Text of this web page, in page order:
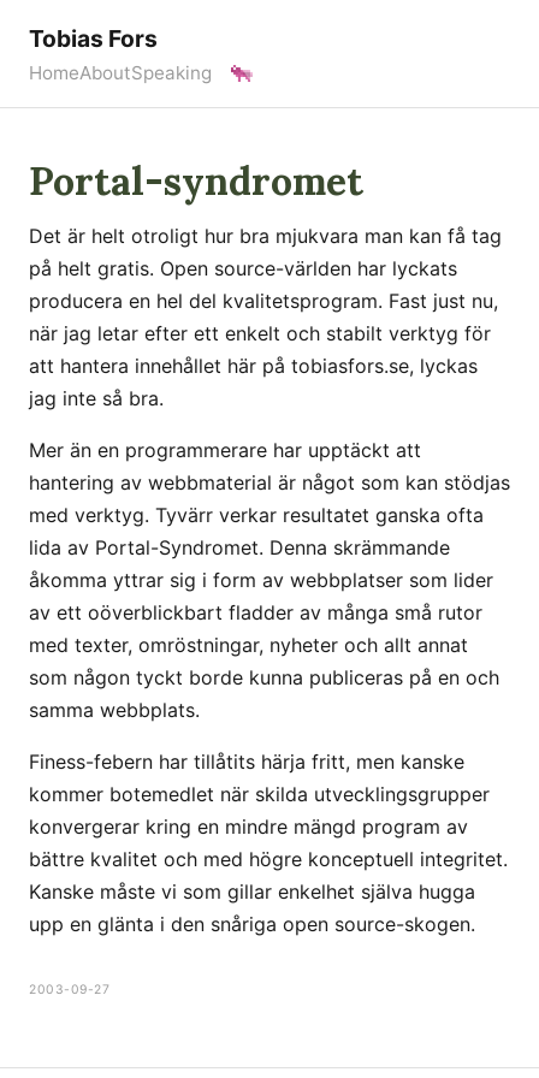
Tobias Fors
HomeAboutSpeaking
Portal-syndromet
Det är helt otroligt hur bra mjukvara man kan få tag
på helt gratis. Open source-världen har lyckats
producera en hel del kvalitetsprogram. Fast just nu,
när jag letar efter ett enkelt och stabilt verktyg för
att hantera innehållet här på tobiasfors.se, lyckas
jag inte så bra.
Mer än en programmerare har upptäckt att
hantering av webbmaterial är något som kan stödjas
med verktyg. Tyvärr verkar resultatet ganska ofta
lida av Portal-Syndromet. Denna skrämmande
åkomma yttrar sig i form av webbplatser som lider
av ett oöverblickbart fladder av många små rutor
med texter, omröstningar, nyheter och allt annat
som någon tyckt borde kunna publiceras på en och
samma webbplats.
Finess-febern har tillåtits härja fritt, men kanske
kommer botemedlet när skilda utvecklingsgrupper
konvergerar kring en mindre mängd program av
bättre kvalitet och med högre konceptuell integritet.
Kanske måste vi som gillar enkelhet själva hugga
upp en glänta i den snåriga open source-skogen.
2003-09-27